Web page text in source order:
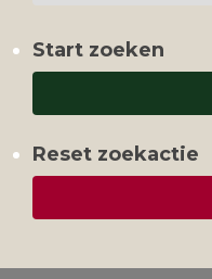
Start zoeken
Reset zoekactie